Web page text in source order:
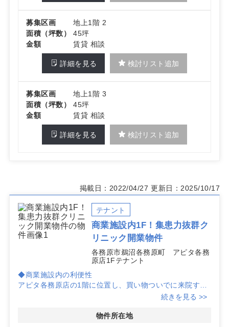
募集区画
地上1階 2
面積（坪数）
45坪
金額
賃貸 相談
詳細を見る 検討リスト追加
募集区画
地上1階 3
面積（坪数）
45坪
金額
賃貸 相談
詳細を見る 検討リスト追加
掲載日：2022/04/27 更新日：2025/10/17
テナント
商業施設内1F！集患力抜群ク
リニック開業物件
各務原市鵜沼各務原町 アピタ各務
原店1Fテナント
◆商業施設内の利便性
アピタ各務原店の1階に位置し、買い物ついでに来院する
患者が期待できるため、集患力に優れています。JR高山
続きを見る >>
物件所在地